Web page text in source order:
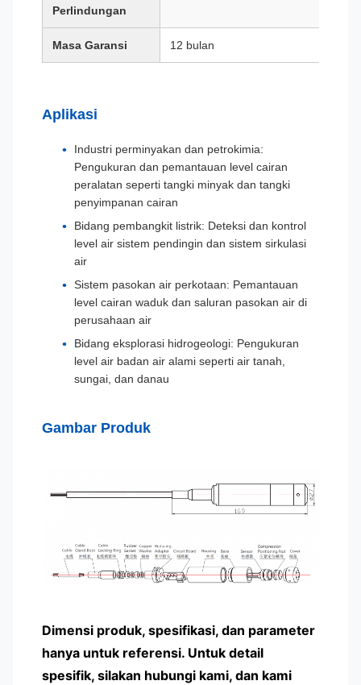
Perlindungan
Masa Garansi 12 bulan
Aplikasi
Industri perminyakan dan petrokimia:
Pengukuran dan pemantauan level cairan
peralatan seperti tangki minyak dan tangki
penyimpanan cairan
Bidang pembangkit listrik: Deteksi dan kontrol
level air sistem pendingin dan sistem sirkulasi
air
Sistem pasokan air perkotaan: Pemantauan
level cairan waduk dan saluran pasokan air di
perusahaan air
Bidang eksplorasi hidrogeologi: Pengukuran
level air badan air alami seperti air tanah,
sungai, dan danau
Gambar Produk
Dimensi produk, spesifikasi, dan parameter
hanya untuk referensi. Untuk detail
spesifik, silakan hubungi kami, dan kami